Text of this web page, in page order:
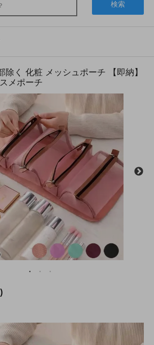
検索
除く 化粧 メッシュポーチ 【即納】
メポーチ